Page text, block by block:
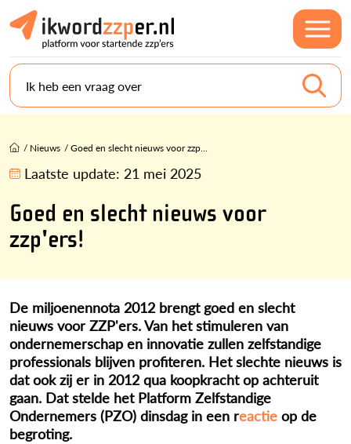
Ik heb een vraag over
/ Nieuws /Goed en slecht nieuws voor zzp...
Laatste update: 21 mei 2025
Goed en slecht nieuws voor
zzp'ers!
De miljoenennota 2012 brengt goed en slecht
nieuws voor ZZP'ers. Van het stimuleren van
ondernemerschap en innovatie zullen zelfstandige
professionals blijven profiteren. Het slechte nieuws is
dat ook zij er in 2012 qua koopkracht op achteruit
gaan. Dat stelde het Platform Zelfstandige
Ondernemers (PZO) dinsdag in een reactie op de
begroting.